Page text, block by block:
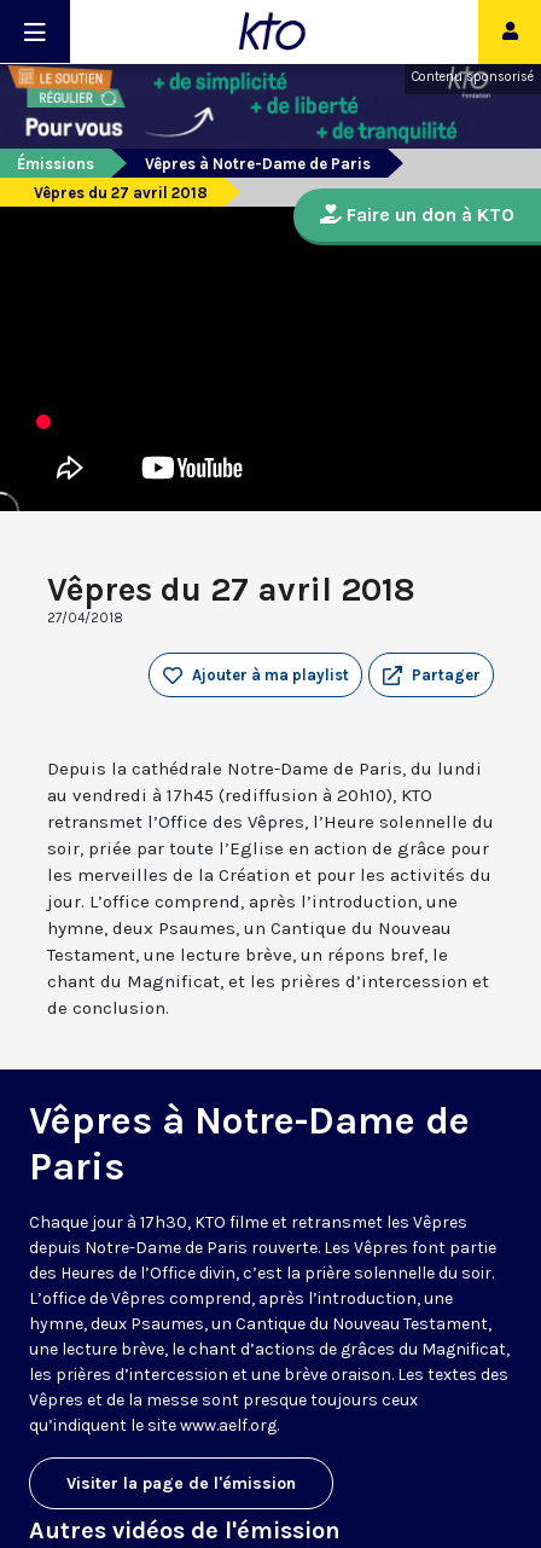
Contenu sponsorisé
Émissions
Vêpres à Notre-Dame de Paris
Vêpres du 27 avril 2018
Vêpres du 27 avril 2018
27/04/2018
Partager
Ajouter à ma playlist
Depuis la cathédrale Notre-Dame de Paris, du lundi
au vendredi à 17h45 (rediffusion à 20h10), KTO
retransmet l’Office des Vêpres, l’Heure solennelle du
soir, priée par toute l’Eglise en action de grâce pour
les merveilles de la Création et pour les activités du
jour. L’office comprend, après l’introduction, une
hymne, deux Psaumes, un Cantique du Nouveau
Testament, une lecture brève, un répons bref, le
chant du Magnificat, et les prières d’intercession et
de conclusion.
Vêpres à Notre-Dame de
Paris
Chaque jour à 17h30, KTO filme et retransmet les Vêpres
depuis Notre-Dame de Paris rouverte. Les Vêpres font partie
des Heures de l’Office divin, c’est la prière solennelle du soir.
L’office de Vêpres comprend, après l’introduction, une
hymne, deux Psaumes, un Cantique du Nouveau Testament,
une lecture brève, le chant d’actions de grâces du Magnificat,
les prières d’intercession et une brève oraison. Les textes des
Vêpres et de la messe sont presque toujours ceux
qu’indiquent le sitewww.aelf.org.
Visiter la page de l'émission
Autres vidéos de l'émission
Faire un don à KTO